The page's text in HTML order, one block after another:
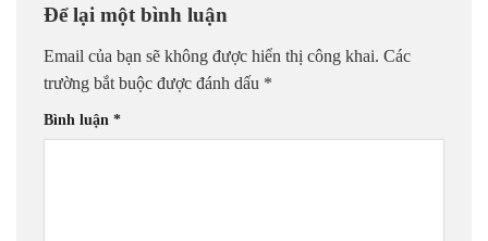
Để lại một bình luận
Email của bạn sẽ không được hiển thị công khai. Các
trường bắt buộc được đánh dấu *
Bình luận *